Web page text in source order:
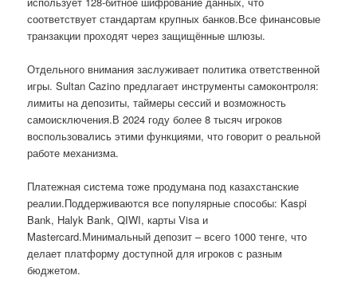
соответствует стандартам крупных банков.Все финансовые
транзакции проходят через защищённые шлюзы.
Отдельного внимания заслуживает политика ответственной
игры. Sultan Cazino предлагает инструменты самоконтроля:
лимиты на депозиты, таймеры сессий и возможность
самоисключения.В 2024 году более 8 тысяч игроков
воспользовались этими функциями, что говорит о реальной
работе механизма.
Платежная система тоже продумана под казахстанские
реалии.Поддерживаются все популярные способы: Kaspi
Bank, Halyk Bank, QIWI, карты Visa и
Mastercard.Минимальный депозит – всего 1000 тенге, что
делает платформу доступной для игроков с разным
бюджетом.